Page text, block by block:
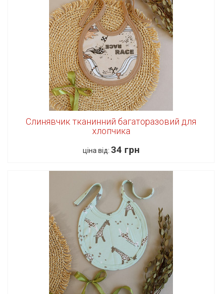
Слинявчик тканинний багаторазовий для
хлопчика
ціна від: 34 грн